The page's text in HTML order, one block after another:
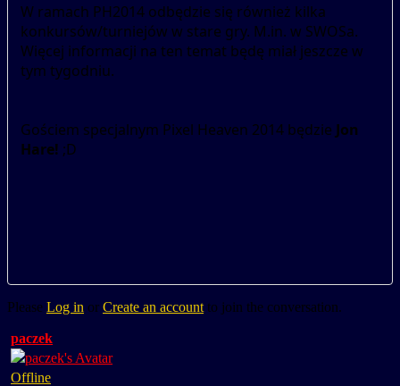
W ramach PH2014 odbędzie się również kilka
konkursów/turniejów w stare gry. M.in. w SWOSa.
Więcej informacji na ten temat będę miał jeszcze w
tym tygodniu.
Gościem specjalnym Pixel Heaven 2014 będzie Jon
Hare! ;D
Please Log in or Create an account to join the conversation.
paczek
Offline